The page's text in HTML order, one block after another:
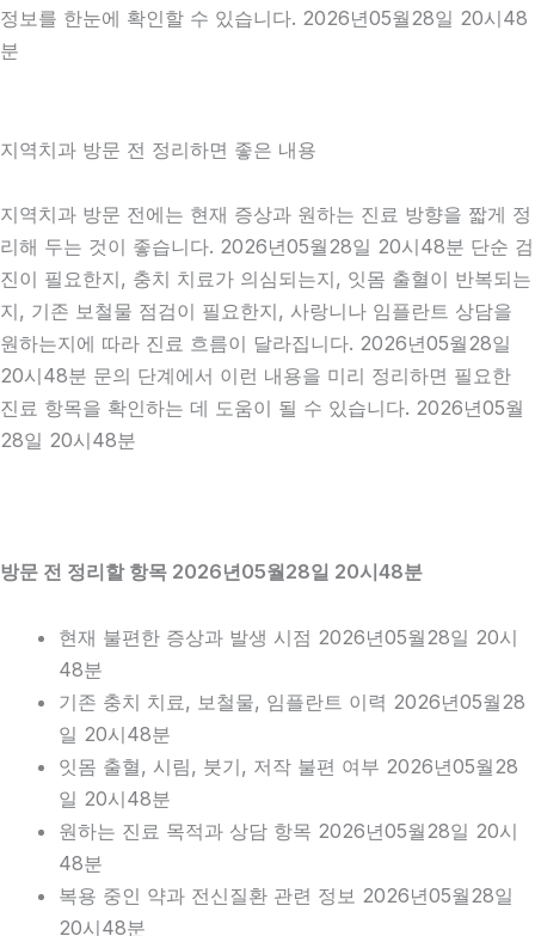
정보를 한눈에 확인할 수 있습니다. 2026년05월28일 20시48
분
지역치과 방문 전 정리하면 좋은 내용
지역치과 방문 전에는 현재 증상과 원하는 진료 방향을 짧게 정
리해 두는 것이 좋습니다. 2026년05월28일 20시48분 단순 검
진이 필요한지, 충치 치료가 의심되는지, 잇몸 출혈이 반복되는
지, 기존 보철물 점검이 필요한지, 사랑니나 임플란트 상담을
원하는지에 따라 진료 흐름이 달라집니다. 2026년05월28일
20시48분 문의 단계에서 이런 내용을 미리 정리하면 필요한
진료 항목을 확인하는 데 도움이 될 수 있습니다. 2026년05월
28일 20시48분
방문 전 정리할 항목 2026년05월28일 20시48분
현재 불편한 증상과 발생 시점 2026년05월28일 20시
48분
기존 충치 치료, 보철물, 임플란트 이력 2026년05월28
일 20시48분
잇몸 출혈, 시림, 붓기, 저작 불편 여부 2026년05월28
일 20시48분
원하는 진료 목적과 상담 항목 2026년05월28일 20시
48분
복용 중인 약과 전신질환 관련 정보 2026년05월28일
20시48분